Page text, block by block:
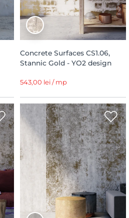
Concrete Surfaces CS1.06,
Stannic Gold - YO2 design
543,00 lei / mp